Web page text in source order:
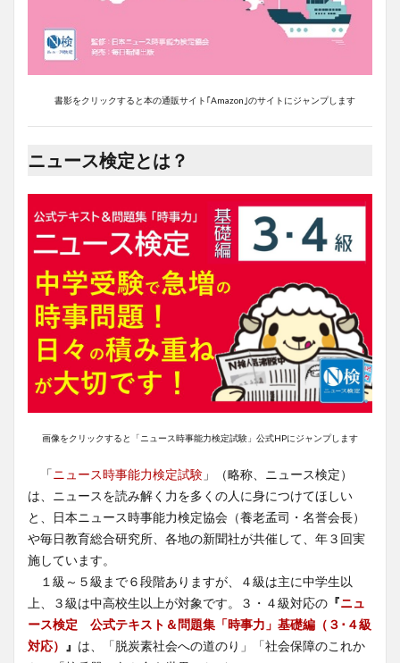
書影をクリックすると本の通販サイト｢Amazon｣のサイトにジャンプします
ニュース検定とは？
画像をクリックすると「ニュース時事能力検定試験」公式HPにジャンプします
「ニュース時事能力検定試験 」（略称、ニュース検定）
は、ニュースを読み解く力を多くの人に身につけてほしい
と、日本ニュース時事能力検定協会（養老孟司・名誉会長）
や毎日教育総合研究所、各地の新聞社が共催して、年３回実
施しています。
１級～５級まで６段階ありますが、４級は主に中学生以
上、３級は中高校生以上が対象です。３・４級対応の 『ニュ
ース検定 公式テキスト＆問題集「時事力」基礎編（３･４級
対応）
』 は、「脱炭素社会への道のり」「社会保障のこれか